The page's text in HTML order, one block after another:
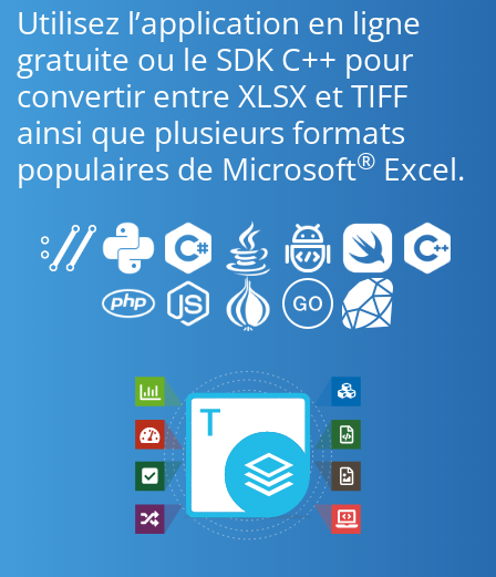
Utilisez l’application en ligne
gratuite ou le SDK C++ pour
convertir entre XLSX et TIFF
ainsi que plusieurs formats
populaires de Microsoft® Excel.